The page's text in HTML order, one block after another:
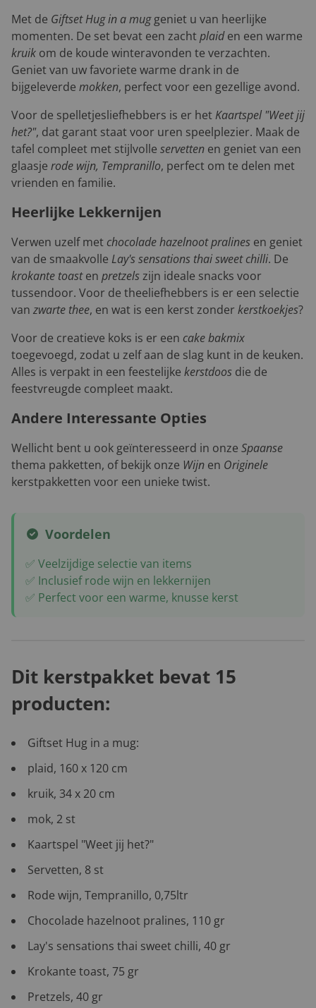
Met de Giftset Hug in a muggeniet u van heerlijke
momenten. De set bevat een zachtplaiden een warme
kruik om de koude winteravonden te verzachten.
Geniet van uw favoriete warme drank in de
bijgeleverde mokken, perfect voor een gezellige avond.
Voor de spelletjesliefhebbers is er hetKaartspel "Weet jij
het?", dat garant staat voor uren speelplezier. Maak de
tafel compleet met stijlvolle servetten en geniet van een
glaasje rode wijn, Tempranillo, perfect om te delen met
vrienden en familie.
Heerlijke Lekkernijen
Verwen uzelf met chocolade hazelnoot pralines en geniet
van de smaakvolle Lay's sensations thai sweet chilli. De
krokante toasten pretzelszijn ideale snacks voor
tussendoor. Voor de theeliefhebbers is er een selectie
van zwarte thee, en wat is een kerst zonder kerstkoekjes?
Voor de creatieve koks is er een cake bakmix
toegevoegd, zodat u zelf aan de slag kunt in de keuken.
Alles is verpakt in een feestelijke kerstdoos die de
feestvreugde compleet maakt.
Andere Interessante Opties
Wellicht bent u ook geïnteresseerd in onze Spaanse
thema pakketten, of bekijk onze Wijn en Originele
kerstpakketten voor een unieke twist.
Voordelen
✅ Veelzijdige selectie van items
✅ Inclusief rode wijn en lekkernijen
✅ Perfect voor een warme, knusse kerst
Dit kerstpakket bevat 15
producten:
Giftset Hug in a mug:
plaid, 160 x 120 cm
kruik, 34 x 20 cm
mok, 2 st
Kaartspel "Weet jij het?"
Servetten, 8 st
Rode wijn, Tempranillo, 0,75ltr
Chocolade hazelnoot pralines, 110 gr
Lay's sensations thai sweet chilli, 40 gr
Krokante toast, 75 gr
Pretzels, 40 gr